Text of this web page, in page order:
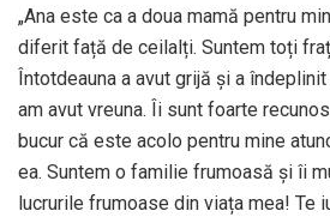
„Ana este ca a doua mamă pentru
diferit față de ceilalți. Suntem toți
Întotdeauna a avut grijă și a
am avut vreuna. Îi sunt foarte
bucur că este acolo pentru mine
ea. Suntem o familie frumoasă și îi
lucrurile frumoase din viața mea! Te